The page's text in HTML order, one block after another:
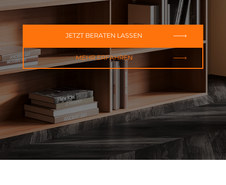
JETZT BERATEN LASSEN
MEHR ERFAHREN